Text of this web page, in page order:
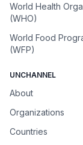
World Health
(WHO)
World Food
(WFP)
UNCHANNEL
About
Organizations
Countries